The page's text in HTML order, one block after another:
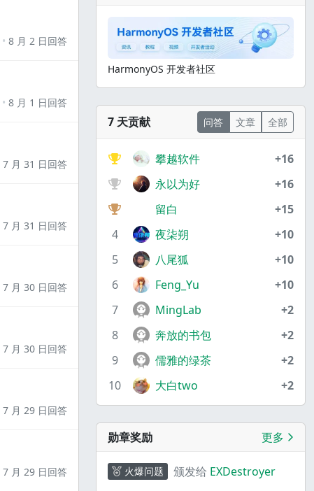
8 月 2 日回答
8 月 1 日回答
7 月 31 日回答
7 月 31 日回答
7 月 30 日回答
7 月 30 日回答
7 月 29 日回答
7 月 29 日回答
HarmonyOS 开发者社区
7 天贡献 问答 文章 全部
攀越软件
+16
永以为好
+16
留白
+15
4
夜柒朔
+10
5
八尾狐
+10
6
Feng_Yu
+10
7
MingLab
+2
8
奔放的书包
+2
9
儒雅的绿茶
+2
10
大白two +2
勋章奖励 更多
火爆问题 颁发给 EXDestroyer